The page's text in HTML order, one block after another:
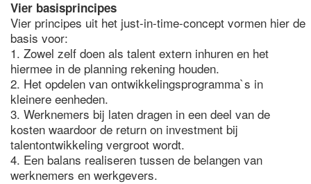
Vier basisprincipes
Vier principes uit het just-in-time-concept vormen hier de
basis voor:
1. Zowel zelf doen als talent extern inhuren en het
hiermee in de planning rekening houden.
2. Het opdelen van ontwikkelingsprogramma`s in
kleinere eenheden.
3. Werknemers bij laten dragen in een deel van de
kosten waardoor de return on investment bij
talentontwikkeling vergroot wordt.
4. Een balans realiseren tussen de belangen van
werknemers en werkgevers.